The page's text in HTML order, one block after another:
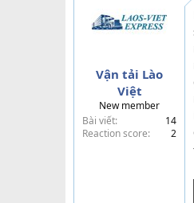
Vận tải Lào
Việt
New member
Bài viết
14
Reaction score
2